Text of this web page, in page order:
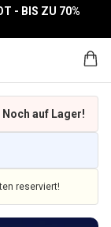
- BIS ZU 70%
Noch auf Lager!
reserviert!